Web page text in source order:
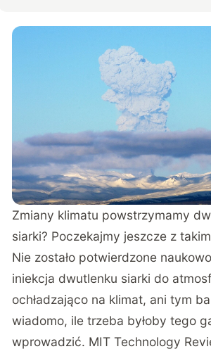
Zmiany klimatu powstrzymamy
siarki? Poczekajmy jeszcze z
Nie zostało potwierdzone
iniekcja dwutlenku siarki do
ochładzająco na klimat, ani tym
wiadomo, ile trzeba byłoby tego
wprowadzić. MIT Technology